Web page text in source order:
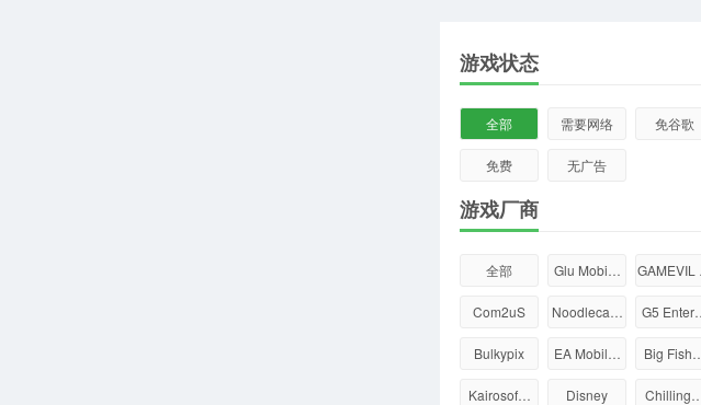
游戏状态
全部 需要网络 免谷歌
免费 无广告
游戏厂商
全部 Glu Mobi…
Com2uS Noodleca… G5
Bulkypix EA Mobil… Big
Kairosof… Disney